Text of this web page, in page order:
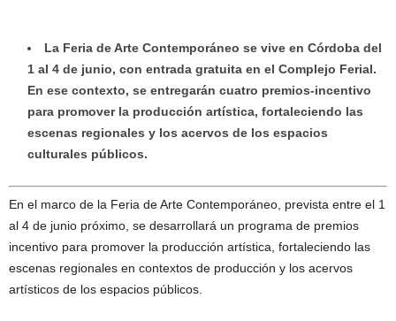
La Feria de Arte Contemporáneo se vive en Córdoba del
1 al 4 de junio, con entrada gratuita en el Complejo Ferial.
En ese contexto, se entregarán cuatro premios-incentivo
para promover la producción artística, fortaleciendo las
escenas regionales y los acervos de los espacios
culturales públicos.
En el marco de la Feria de Arte Contemporáneo, prevista entre el 1
al 4 de junio próximo, se desarrollará un programa de premios
incentivo para promover la producción artística, fortaleciendo las
escenas regionales en contextos de producción y los acervos
artísticos de los espacios públicos.